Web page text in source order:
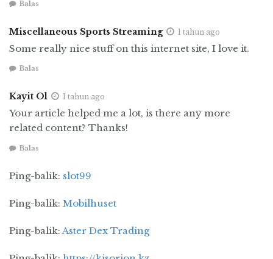
catatan pribadi (menurut analisis), menjalani
kegundahannya. Ia mewakili manusia yang
tidak masuk akal sebagaimana digambarkan
dalam
manusiawi dan keadaan dunia yang tidak
masuk akal.”
lampau, dimana Sartre mengatakan bahwa ia
Gaya penulisan seperti ini menambahkan
menghadapi keseharian (dunia) dan dirinya
sendiri.
Balas
Miscellaneous Sports Streaming 1 tahun ago
Some really nice stuff on this internet site, I love it.
Balas
Kayit Ol 1 tahun ago
Your article helped me a lot, is there any more
related content? Thanks!
Balas
Ping-balik: slot99
Ping-balik: Mobilhuset
Ping-balik:Aster Dex Trading